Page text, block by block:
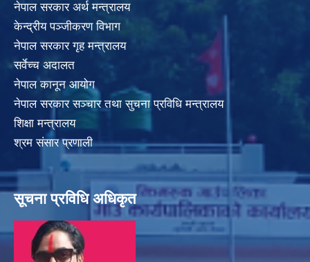
नेपाल सरकार अर्थ मन्त्रालय
केन्द्रीय पञ्जीकरण विभाग
नेपाल सरकार गृह मन्त्रालय
सर्वेच्च अदालत
नेपाल कानून आयोग
नेपाल सरकार सञ्चार तथा सुचना प्रविधि मन्त्रालय
शिक्षा मन्त्रालय
श्रम संसार प्रणाली
सूचना प्रविधि अधिकृत